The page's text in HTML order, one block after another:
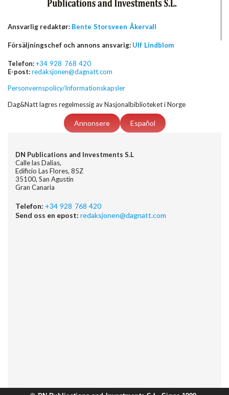
Ansvarlig redaktør: Bente Storsveen Åkervall
Försäljningschef och annons ansvarig: Ulf Lindblom
Telefon:+34 928 768 420
E-post:redaksjonen@dagnatt.com
Personvernspolicy/Informationskapsler
Dag&Natt lagres regelmessig av Nasjonalbiblioteket i Norge
Annonsere Español
DN Publications and Investments S.L
Calle las Dalias,
Edificio Las Flores, 85Z
35100, San Agustin
Gran Canaria
Telefon: +34 928 768 420
Send oss en epost: redaksjonen@dagnatt.com